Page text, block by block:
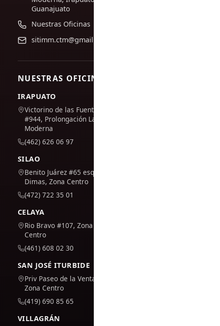
Guanajuato
Nuestras Oficinas
sitimm.ctm@gmail.com
NUESTRAS OFICINAS
IRAPUATO
Victorino de las Fuentes
#944, Prolongación La
Moderna
(462) 626 06 97
SILAO
Benito Juárez #65 esq. San
Dimas, Zona Centro
(472) 722 35 01
CELAYA
Rio Bravo #107, Zona
Centro
(461) 608 02 30
SAN JOSÉ ITURBIDE
Priv Paseo de la Venta #7,
Zona Centro
(419) 690 85 65
VILLAGRÁN